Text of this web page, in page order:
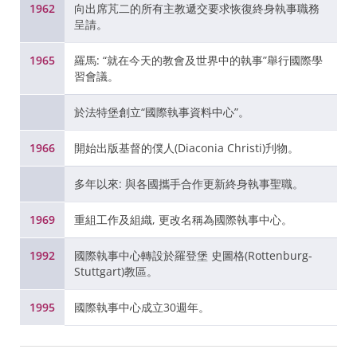
1962
向出席芃二的所有主教遞交要求恢復終身執事職務
呈請。
1965
羅馬: “就在今天的教會及世界中的執事”舉行國際學
習會議。
於法特堡創立“國際執事資料中心”。
1966 開始出版基督的僕人(Diaconia Christi)刋物。
多年以來: 與各國攜手合作更新終身執事聖職。
1969 重組工作及組織, 更改名稱為國際執事中心。
1992
國際執事中心轉設於羅登堡 史圖格(Rottenburg-
Stuttgart)教區。
1995 國際執事中心成立30週年。